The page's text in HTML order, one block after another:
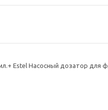
Estel Насосный дозатор для